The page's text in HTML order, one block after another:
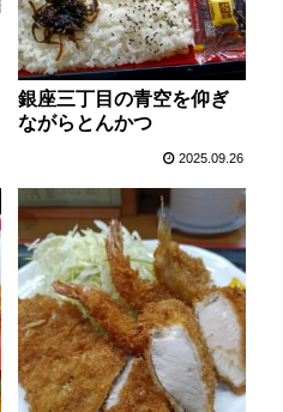
銀座三丁目の青空を仰ぎ
ながらとんかつ
2025.09.26